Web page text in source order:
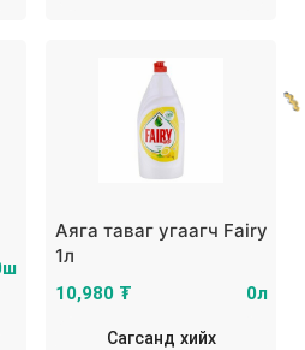
Аяга таваг угаагч Fairy
1л
10,980 ₮ 0л
Сагсанд хийх